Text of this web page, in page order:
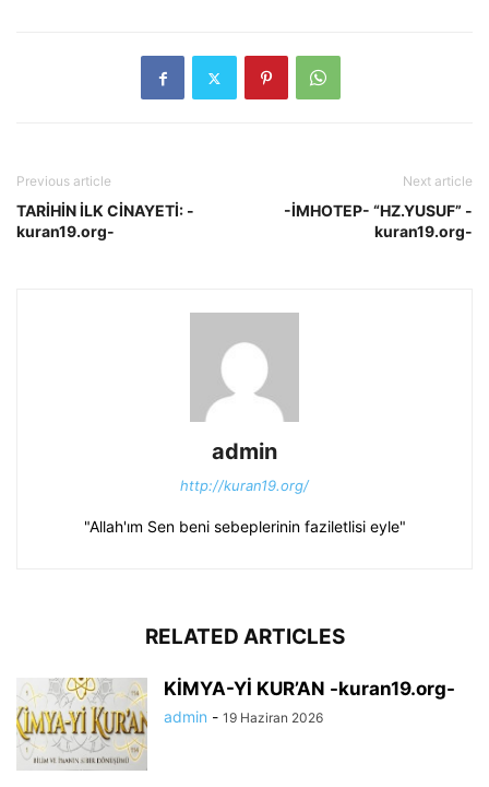
Previous article
TARİHİN İLK CİNAYETİ: -
kuran19.org-
Next article
-İMHOTEP- “HZ.YUSUF” -
kuran19.org-
admin
http://kuran19.org/
"Allah'ım Sen beni sebeplerinin faziletlisi eyle"
RELATED ARTICLES
KİMYA-Yİ KUR’AN -kuran19.org-
admin - 19 Haziran 2026